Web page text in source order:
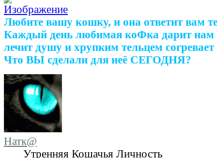
Любите вашу кошку, и она ответит вам
Каждый день любимая коФка дарит нам
лечит душу и хрупким тельцем согревает
Что ВЫ сделали для неё СЕГОДНЯ?
Натк@
Утренняя Кошачья Личность